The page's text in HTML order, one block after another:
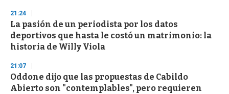
21:24
La pasión de un periodista por los datos
deportivos que hasta le costó un matrimonio: la
historia de Willy Viola
21:07
Oddone dijo que las propuestas de Cabildo
Abierto son "contemplables", pero requieren